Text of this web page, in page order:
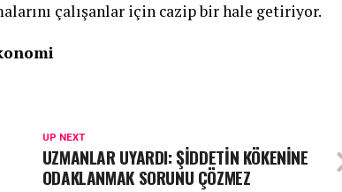
çalışanlar için cazip bir hale getiriyor.
UP NEXT
UZMANLAR UYARDI: ŞİDDETİN KÖKENİNE
ODAKLANMAK SORUNU ÇÖZMEZ